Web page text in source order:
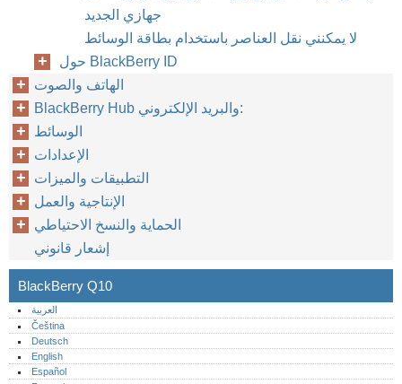
جهازي الجديد
لا يمكنني نقل العناصر باستخدام بطاقة الوسائط
حول BlackBerry ID
الهاتف والصوت
BlackBerry Hub والبريد الإلكتروني:
الوسائط
الإعدادات
التطبيقات والميزات
الإنتاجية والعمل
الحماية والنسخ الاحتياطي
إشعار قانوني
BlackBerry Q10
العربية
Čeština
Deutsch
English
Español